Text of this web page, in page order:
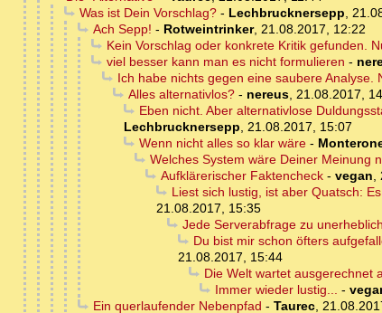
Was ist Dein Vorschlag?- Lechbrucknersepp,
Ach Sepp! - Rotweintrinker, 21.08.2017, 12:22
Kein Vorschlag oder konkrete Kritik gefunden.
viel besser kann man es nicht formulieren -
Ich habe nichts gegen eine saubere Analyse.
Alles alternativlos?- nereus, 21.08.2017,
Eben nicht. Aber alternativlose
Lechbrucknersepp, 21.08.2017, 15:07
Wenn nicht alles so klar wäre-
Welches System wäre Deiner Meinung
Aufklärerischer Faktencheck- vegan,
Liest sich lustig, ist aber Quatsch:
21.08.2017, 15:35
Jede Serverabfrage zu
Du bist mir schon öfters
21.08.2017, 15:44
Die Welt wartet ausgerechnet
Immer wieder lustig... -
Ein querlaufender Nebenpfad - Taurec,